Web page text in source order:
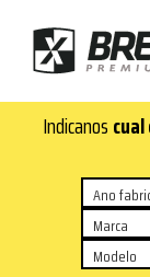
contenido
principal
de
página
Brexten
aluminio
premium
¡En
Brexten.com
encontrarás
aluminio
Indicanos